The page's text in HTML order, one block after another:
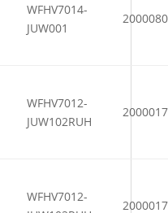
WFHV7014-
JUW001
WFHV7012-
JUW102RUH
WFHV7012-